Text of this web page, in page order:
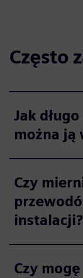
Często
Jak
można ją
Czy
instalacji?
Czy